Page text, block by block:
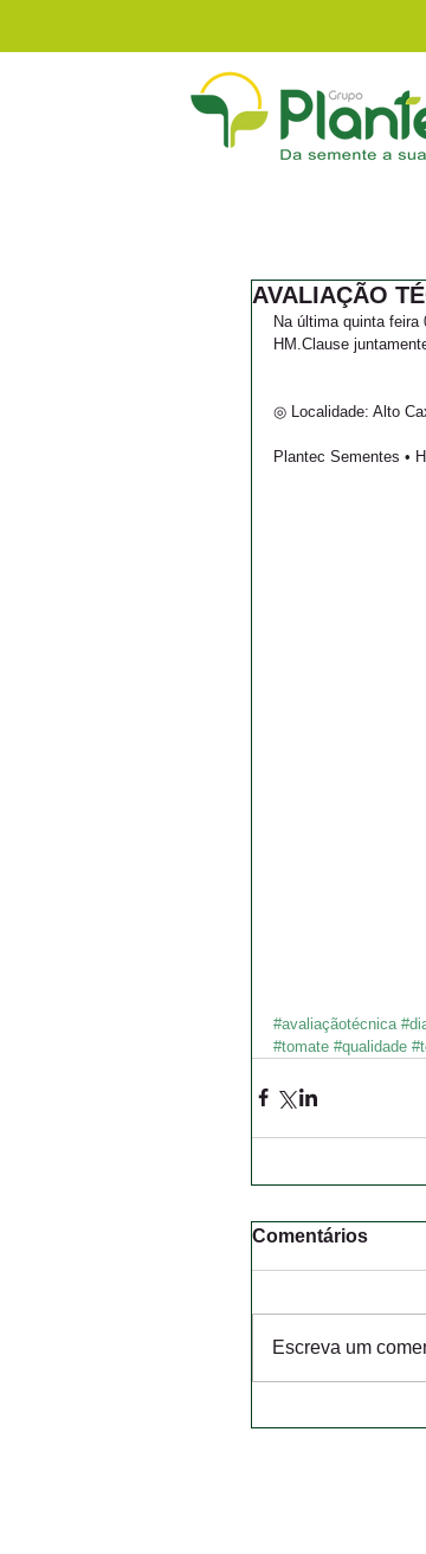
AVALIAÇÃO
Na última quinta
HM.Clause
◎ Localidade: Alto
Plantec Sementes •
#avaliaçãotécnica
#tomate #qualidade
Comentários
Escreva um